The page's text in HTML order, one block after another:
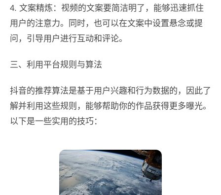
4. 文案精炼：视频的文案要简洁明了，能够迅速抓住
用户的注意力。同时，也可以在文案中设置悬念或提
问，引导用户进行互动和评论。
三、利用平台规则与算法
抖音的推荐算法是基于用户兴趣和行为数据的，因此了
解并利用这些规则，能够帮助你的作品获得更多曝光。
以下是一些实用的技巧：